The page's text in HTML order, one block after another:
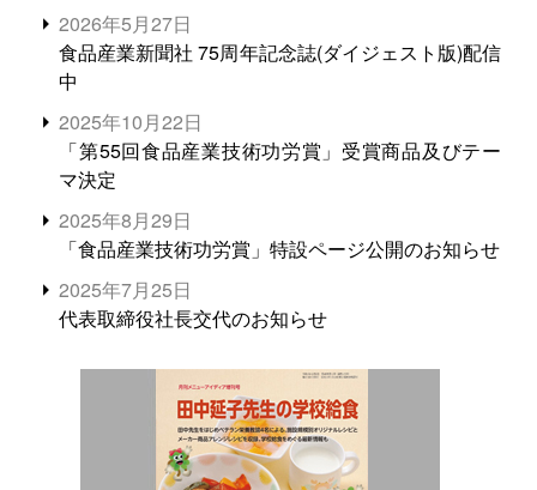
2026年5月27日
食品産業新聞社 75周年記念誌(ダイジェスト版)配信
中
2025年10月22日
「第55回食品産業技術功労賞」受賞商品及びテー
マ決定
2025年8月29日
「食品産業技術功労賞」特設ページ公開のお知らせ
2025年7月25日
代表取締役社長交代のお知らせ